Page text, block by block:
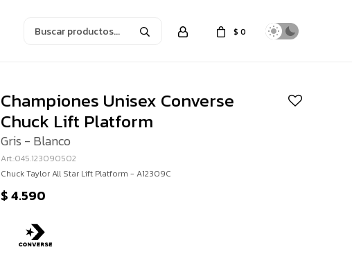
$ 0
Championes Unisex Converse
Chuck Lift Platform
Gris - Blanco
045.123090502
Chuck Taylor All Star Lift Platform - A12309C
$4.590